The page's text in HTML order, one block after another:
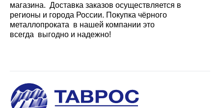
магазина. Доставка заказов осуществляется в
регионы и города России. Покупка чёрного
металлопроката в нашей компании это
всегда выгодно и надежно!